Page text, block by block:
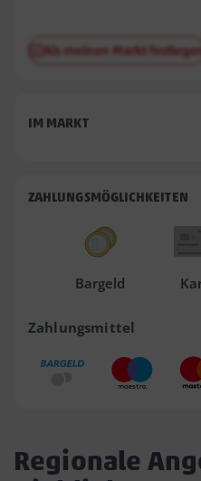
Als meinen Markt
IM MARKT
ZAHLUNGSMÖGLICHKEITEN
Bargeld
Zahlungsmittel
Regionale